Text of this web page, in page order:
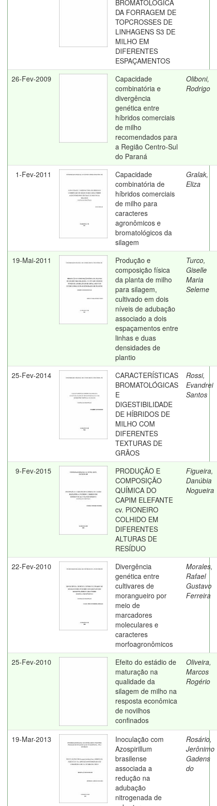
BROMATOLÓGICA
DA FORRAGEM DE
TOPCROSSES DE
LINHAGENS S3 DE
MILHO EM
DIFERENTES
ESPAÇAMENTOS
26-Fev-2009
Capacidade
combinatória e
divergência
genética entre
híbridos comerciais
de milho
recomendados para
a Região Centro-Sul
do Paraná
Oliboni,
Rodrigo
1-Fev-2011
Capacidade
combinatória de
híbridos comerciais
de milho para
caracteres
agronômicos e
bromatológicos da
silagem
Gralak,
Eliza
19-Mai-2011
Produção e
composição física
da planta de milho
para silagem,
cultivado em dois
níveis de adubação
associado a dois
espaçamentos entre
linhas e duas
densidades de
plantio
Turco,
Giselle
Maria
Seleme
25-Fev-2014
CARACTERÍSTICAS
BROMATOLÓGICAS
E
DIGESTIBILIDADE
DE HÍBRIDOS DE
MILHO COM
DIFERENTES
TEXTURAS DE
GRÃOS
Rossi,
Evandrei
Santos
9-Fev-2015
PRODUÇÃO E
COMPOSIÇÃO
QUÍMICA DO
CAPIM ELEFANTE
cv. PIONEIRO
COLHIDO EM
DIFERENTES
ALTURAS DE
RESÍDUO
Figueira,
Danúbia
Nogueira
22-Fev-2010
Divergência
genética entre
cultivares de
morangueiro por
meio de
marcadores
moleculares e
caracteres
morfoagronômicos
Morales,
Rafael
Gustavo
Ferreira
25-Fev-2010
Efeito do estádio de
maturação na
qualidade da
silagem de milho na
resposta econômica
de novilhos
confinados
Oliveira,
Marcos
Rogério
19-Mar-2013
Inoculação com
Azospirillum
brasilense
associada a
redução na
adubação
nitrogenada de
Rosário,
Jerônimo
Gadens
do